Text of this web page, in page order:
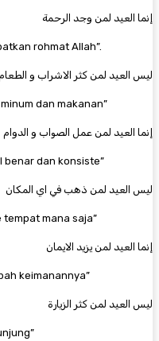
إنما العيد لمن وجد الرحمة
rohmat Allah”.
ليس العيد لمن كثر الاشراب و الطعام
dan makanan”
إنما العيد لمن عمل الصواب و الدوام
benar dan konsiste”
ليس العيد لمن ذهب في اي المكان
tempat mana saja”
إنما العيد لمن يزيد الايمان
keimanannya”
ليس العيد لمن كثر الزيارة